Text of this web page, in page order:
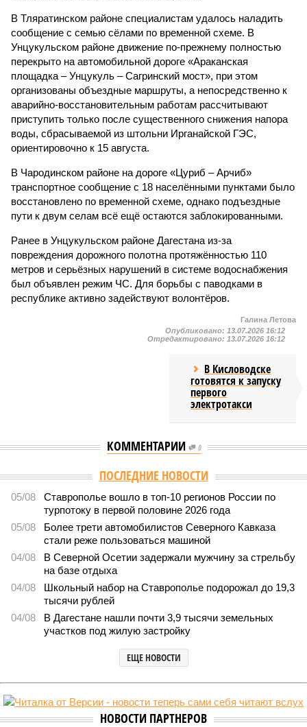
В Тляратинском районе специалистам удалось наладить
сообщение с семью сёлами по временной схеме. В
Унцукульском районе движение по-прежнему полностью
перекрыто на автомобильной дороге «Араканская
площадка – Унцукуль – Сагринский мост», при этом
организованы объездные маршруты, а непосредственно к
аварийно-восстановительным работам рассчитывают
приступить только после существенного снижения напора
воды, сбрасываемой из штольни Ирганайской ГЭС,
ориентировочно к 15 августа.
В Чародинском районе на дороге «Цуриб – Арчиб»
транспортное сообщение с 18 населёнными пунктами было
восстановлено по временной схеме, однако подъездные
пути к двум селам всё ещё остаются заблокированными.
Ранее в Унцукульском районе Дагестана из-за
повреждения дорожного полотна протяжённостью 110
метров и серьёзных нарушений в системе водоснабжения
был объявлен режим ЧС. Для борьбы с паводками в
республике активно задействуют волонтёров.
Галина Летова
Опубликовано: 13.07.2026 16:12
Отредактировано: 13.07.2026 16:12
В Кисловодске
готовятся к запуску
первого
электротакси
КОММЕНТАРИИ 0
ПОСЛЕДНИЕ НОВОСТИ
05/08
Ставрополье вошло в топ-10 регионов России по
турпотоку в первой половине 2026 года
05/08
Более трети автомобилистов Северного Кавказа
стали реже пользоваться машиной
04/08
В Северной Осетии задержали мужчину за стрельбу
на базе отдыха
04/08
Школьный набор на Ставрополье подорожал до 19,3
тысячи рублей
04/08
В Дагестане нашли почти 3,9 тысячи земельных
участков под жилую застройку
ЕЩЕ НОВОСТИ
НОВОСТИ ПАРТНЕРОВ